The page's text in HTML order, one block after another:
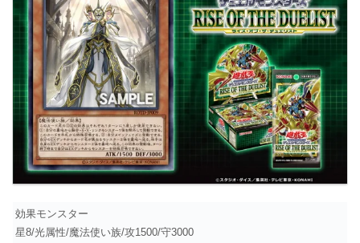
効果モンスター
星8/光属性/魔法使い族/攻1500/守3000